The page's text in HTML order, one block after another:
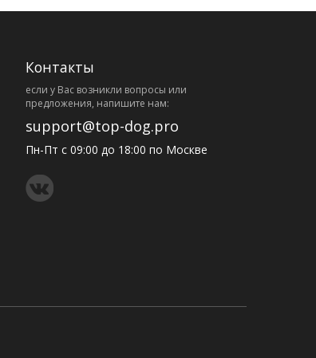
Контакты
eсли у Вас возникли вопросы или
предложения, напишите нам:
support@top-dog.pro
Пн-Пт с 09:00 до 18:00 по Москве